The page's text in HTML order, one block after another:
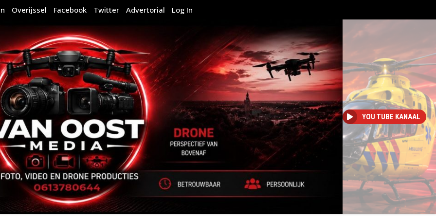
Overijssel Facebook Twitter Advertorial Log In
YOU TUBE KANAAL